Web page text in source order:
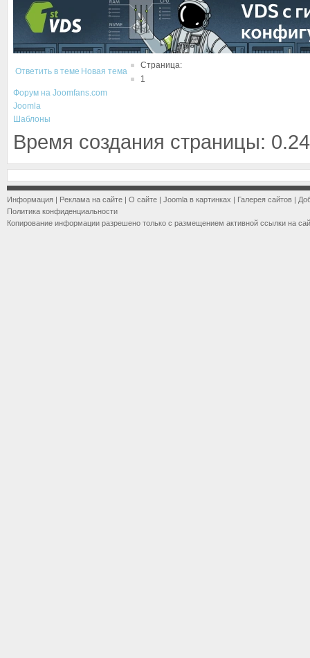
Ответить в теме Новая тема
Страница:
1
Форум на Joomfans.com
Joomla
Шаблоны
Время создания страницы:
Информация | Реклама на сайте | О сайте | Joomla в картинках | Галерея сайтов |
Политика конфиденциальности
Копирование информации разрешено только с размещением активной ссылки на